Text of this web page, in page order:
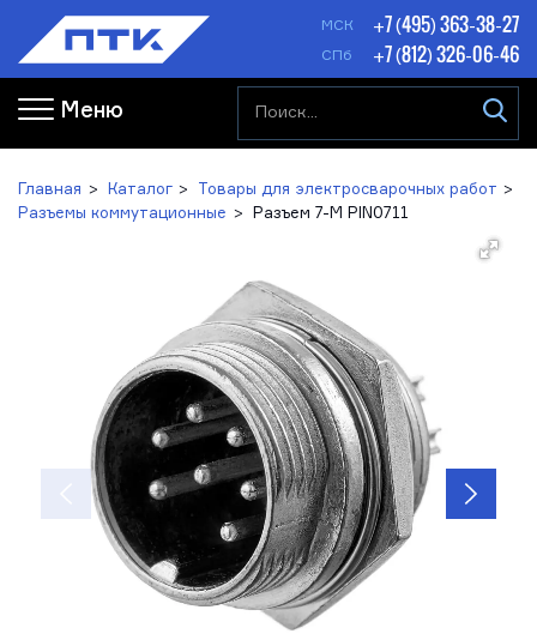
МСК +7 (495) 363-38-27
СПб +7 (812) 326-06-46
Меню
Главная Каталог
Товары для электросварочных работ
Разъемы коммутационные
Разъем 7-M PIN0711